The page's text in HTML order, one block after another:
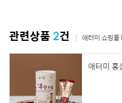
관련상품2건 애터미 쇼핑몰
애터미